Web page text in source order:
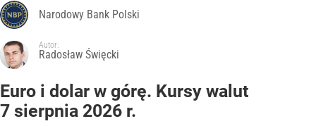
Narodowy Bank Polski
Autor:
Radosław Święcki
Euro i dolar w górę. Kursy walut
7 sierpnia 2026 r.